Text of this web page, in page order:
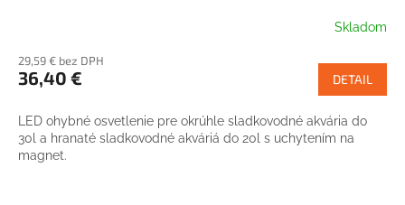
Skladom
29,59 € bez DPH
36,40 € DETAIL
LED ohybné osvetlenie pre okrúhle sladkovodné akvária do
30l a hranaté sladkovodné akváriá do 20l s uchytením na
magnet.